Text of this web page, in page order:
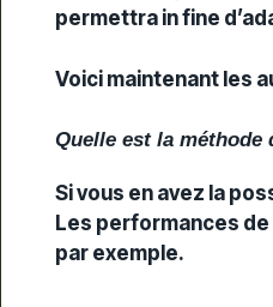
permettra in fine
Voici maintenant les
Quelle est la méthode
Si vous en avez la
Les performances
par exemple.